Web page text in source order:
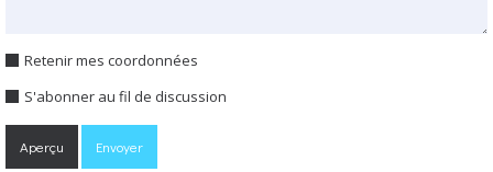
Retenir mes coordonnées
S'abonner au fil de discussion